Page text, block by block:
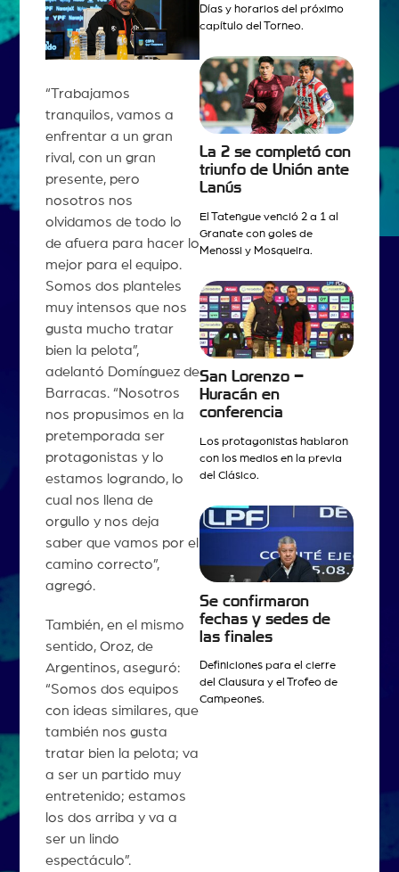
“Trabajamos
tranquilos, vamos a
enfrentar a un gran
rival, con un gran
presente, pero
nosotros nos
olvidamos de todo lo
de afuera para hacer lo
mejor para el equipo.
Somos dos planteles
muy intensos que nos
gusta mucho tratar
bien la pelota”,
adelantó Domínguez de
Barracas. “Nosotros
nos propusimos en la
pretemporada ser
protagonistas y lo
estamos logrando, lo
cual nos llena de
orgullo y nos deja
saber que vamos por el
camino correcto”,
agregó.
También, en el mismo
sentido, Oroz, de
Argentinos, aseguró:
“Somos dos equipos
con ideas similares, que
también nos gusta
tratar bien la pelota; va
a ser un partido muy
entretenido; estamos
los dos arriba y va a
ser un lindo
espectáculo”.
Días y horarios del próximo
capítulo del Torneo.
La 2 se completó con
triunfo de Unión ante
Lanús
El Tatengue venció 2 a 1 al
Granate con goles de
Menossi y Mosqueira.
San Lorenzo –
Huracán en
conferencia
Los protagonistas hablaron
con los medios en la previa
del Clásico.
Se confirmaron
fechas y sedes de
las finales
Definiciones para el cierre
del Clausura y el Trofeo de
Campeones.